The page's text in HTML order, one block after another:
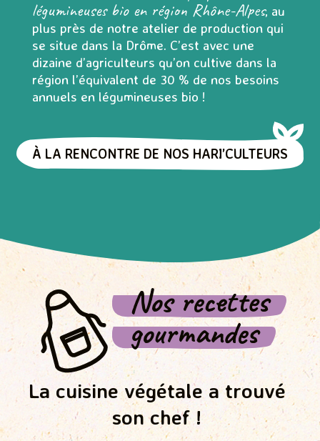
légumineuses bio en région Rhône-Alpes, au
plus près de notre atelier de production qui
se situe dans la Drôme. C’est avec une
dizaine d’agriculteurs qu’on cultive dans la
région l’équivalent de 30 % de nos besoins
annuels en légumineuses bio !
À LA RENCONTRE DE NOS HARI’CULTEURS
Nos recettes
gourmandes
La cuisine végétale a trouvé
son chef !